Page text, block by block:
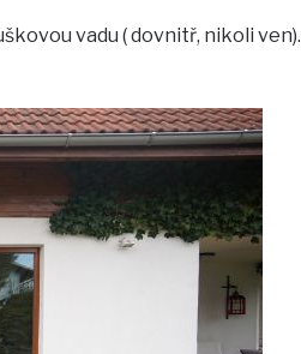
vadu ( dovnitř, nikoli ven).